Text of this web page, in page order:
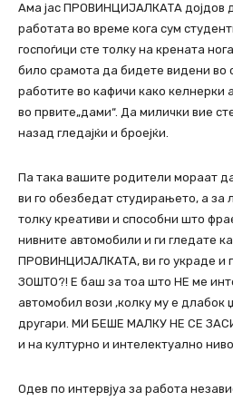
Ама јас ПРОВИНЦИЈАЛКАТА дојдов
работата во време кога сум
госпоѓици сте толку на крената
било срамота да бидете видени во
работите во кафичи како келнерки
во првите„дами“. Да милички вие
назад гледајќи и броејќи.
Па така вашите родители мораат
ви го обезбедат студирањето, а за
толку креативи и способни што
нивните автомобили и ги гледате
ПРОВИНЦИЈАЛКАТА, ви го украде и
ЗОШТО?! Е баш за тоа што НЕ ме
автомобил вози ,колку му е длабок
другари. МИ БЕШЕ МАЛКУ НЕ СЕ
и на културно и интелектуално
Одев по интервјуа за работа